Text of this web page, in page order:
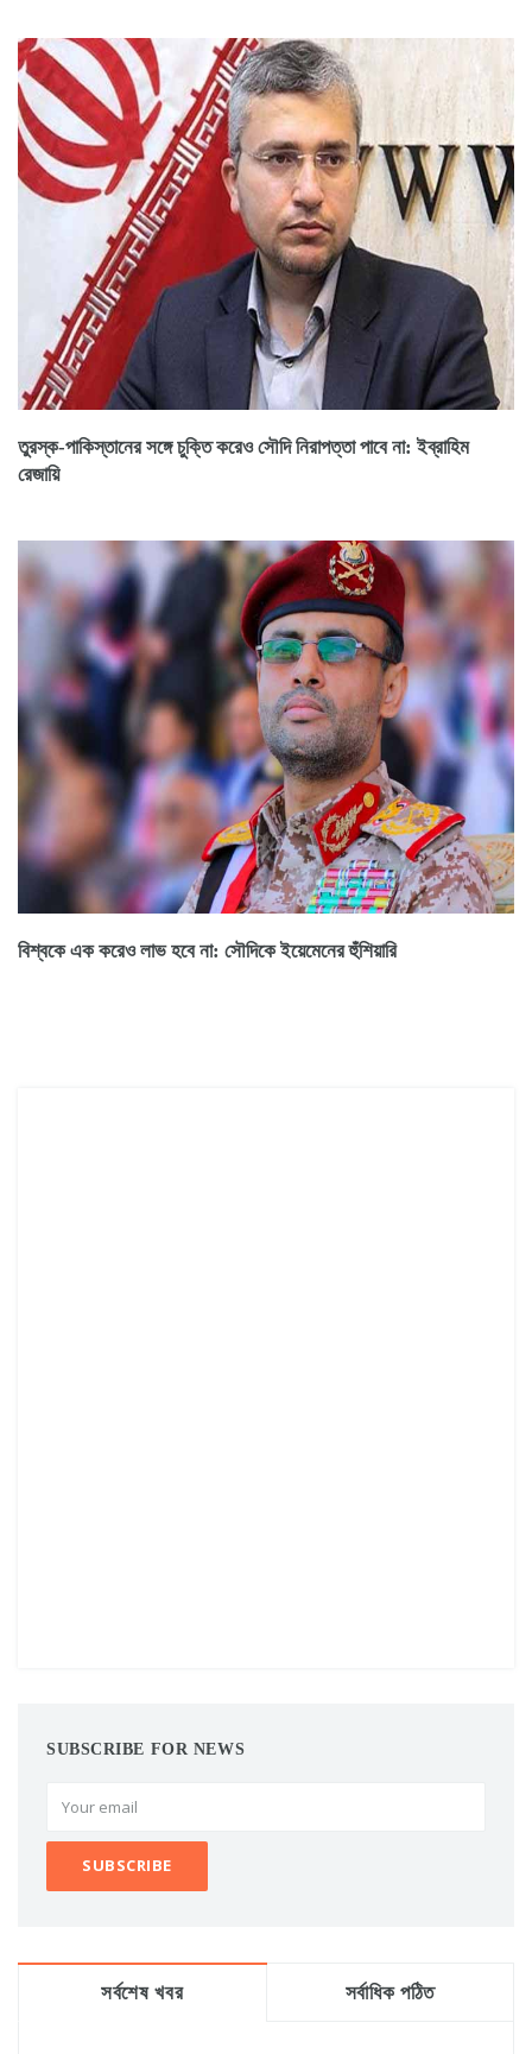
তুরস্ক-পাকিস্তানের সঙ্গে চুক্তি করেও সৌদি নিরাপত্তা পাবে না: ইব্রাহিম
রেজায়ি
বিশ্বকে এক করেও লাভ হবে না: সৌদিকে ইয়েমেনের হুঁশিয়ারি
SUBSCRIBE FOR NEWS
সর্বশেষ খবর সর্বাধিক পঠিত